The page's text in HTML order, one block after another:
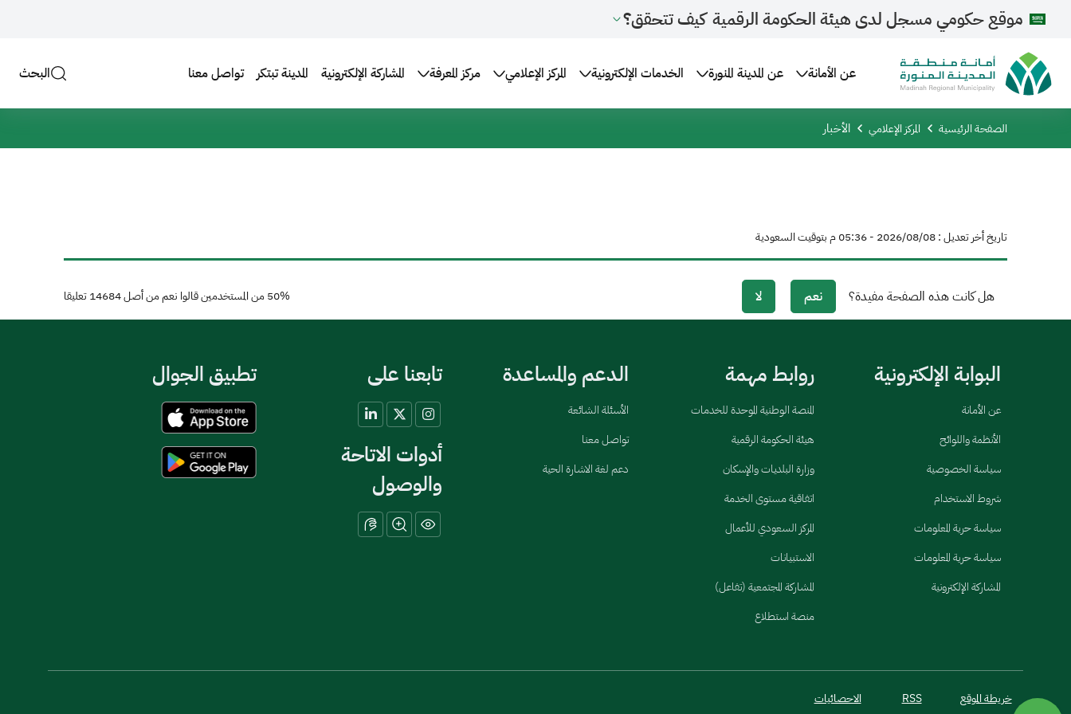
موقع حكومي مسجل لدى هيئة الحكومة الرقمية كيف تتحقق؟
عن الأمانة عن المدينة المنورة الخدمات الإلكترونية المركز الإعلامي مركز المعرفة المشاركة الإلكترونية المدينة تبتكر تواصل معنا البحث
الصفحة الرئيسية المركز الإعلامي الأخبار
تاريخ أخر تعديل : 08‏/08‏/2026 - 05:36 م بتوقيت السعودية
هل كانت هذه الصفحة مفيدة؟ نعم لا 50%من المستخدمين قالوا نعم من أصل14684تعليقا
البوابة الإلكترونية
عن الأمانة
الأنظمة واللوائح
سياسة الخصوصية
شروط الاستخدام
سياسة حرية المعلومات
سياسة حرية المعلومات
المشاركة الإلكترونية
روابط مهمة
المنصة الوطنية الموحدة للخدمات
هيئة الحكومة الرقمية
وزارة البلديات والإسكان
اتفاقية مستوى الخدمة
المركز السعودي للأعمال
الاستبيانات
المشاركة المجتمعية (تفاعل)
منصة استطلاع
الدعم والمساعدة
الأسئلة الشائعة
تواصل معنا
دعم لغة الاشارة الحية
تابعنا على
أدوات الاتاحة
والوصول
تطبيق الجوال
خريطة الموقع RSS الاحصائيات